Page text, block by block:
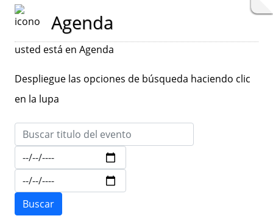
Agenda
usted está en Agenda
Despliegue las opciones de búsqueda haciendo clic
en la lupa